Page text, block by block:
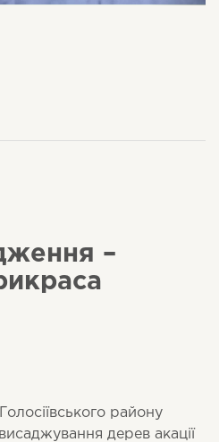
–
району
дерев акації